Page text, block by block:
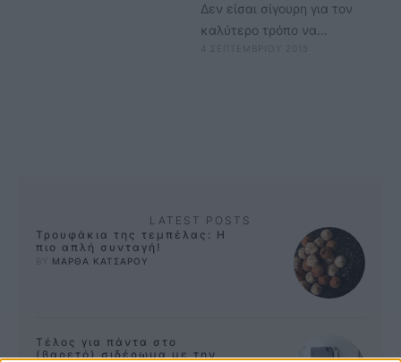
Δεν είσαι σίγουρη για τον
καλύτερο τρόπο να
καθαρίσεις τα ξύλινα
4 ΣΕΠΤΕΜΒΡΙΟΥ 2015
LATEST POSTS
Τρουφάκια της τεμπέλας: Η
πιο απλή συνταγή!
ΜΑΡΘΑ ΚΑΤΣΑΡΟΥ
Τέλος για πάντα στο
(βαρετό) σιδέρωμα με την